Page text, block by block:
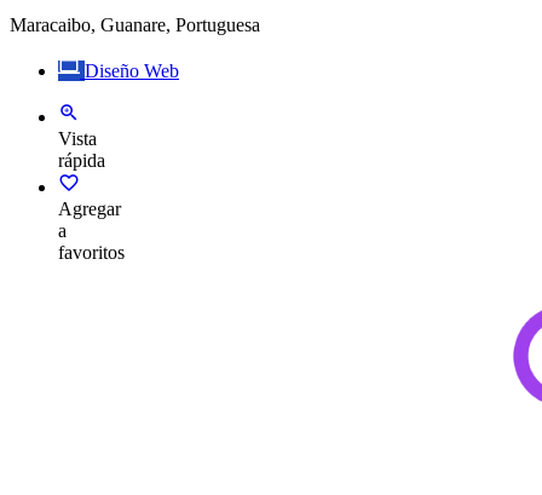
Maracaibo, Guanare, Portuguesa
Diseño Web
Vista
rápida
Agregar
a
favoritos